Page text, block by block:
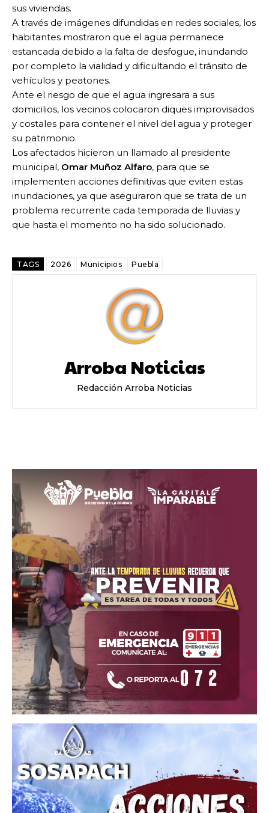
sus viviendas.
A través de imágenes difundidas en redes sociales, los
habitantes mostraron que el agua permanece
estancada debido a la falta de desfogue, inundando
por completo la vialidad y dificultando el tránsito de
vehículos y peatones.
Ante el riesgo de que el agua ingresara a sus
domicilios, los vecinos colocaron diques improvisados
y costales para contener el nivel del agua y proteger
su patrimonio.
Los afectados hicieron un llamado al presidente
municipal, Omar Muñoz Alfaro, para que se
implementen acciones definitivas que eviten estas
inundaciones, ya que aseguraron que se trata de un
problema recurrente cada temporada de lluvias y
que hasta el momento no ha sido solucionado.
TAGS 2026 Municipios Puebla
Arroba Noticias
Redacción Arroba Noticias